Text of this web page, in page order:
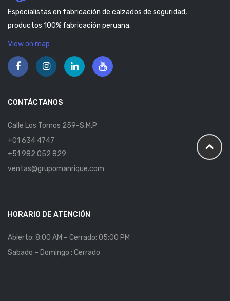
Especialistas en fabricación de calzados de seguridad,
productos 100% fabricación peruana.
View on map
CONTÁCTANOS
Calle Los Tornos 259-S.M.P
+01 634 4747
+51 982 052 829
ventas@grupomanrique.com
HORARIO DE ATENCIÓN
Abierto: 8:00 AM – Cerrado: 05:00 PM
Sabado – Domingo : Cerrado